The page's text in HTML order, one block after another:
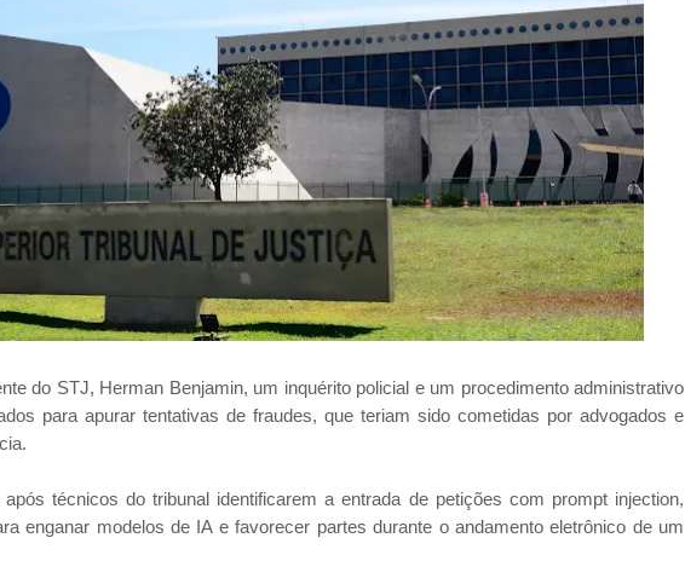
do STJ, Herman Benjamin, um inquérito policial e um procedimento administrativo
para apurar tentativas de fraudes, que teriam sido cometidas por advogados e
técnicos do tribunal identificarem a entrada de petições com prompt injection,
enganar modelos de IA e favorecer partes durante o andamento eletrônico de um